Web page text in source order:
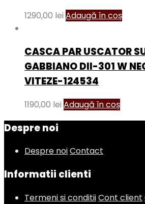
1290,00 lei Adaugă în coș
CASCA PAR USCATOR
GABBIANO DII-301 W
VITEZE-124534
1190,00 lei Adaugă în coș
Despre noi
Despre noiContact
Informatii clienti
Termeni si conditiiCont client